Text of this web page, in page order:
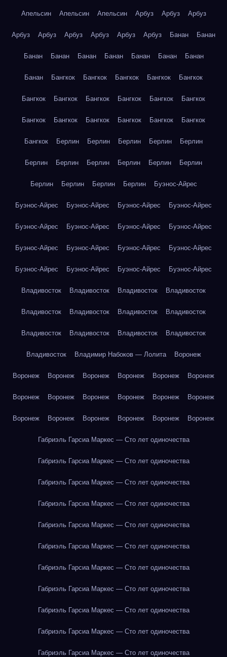
Апельсин Апельсин Апельсин Арбуз Арбуз Арбуз
Арбуз Арбуз Арбуз Арбуз Арбуз Арбуз Банан Банан
Банан Банан Банан Банан Банан Банан Банан
Банан Бангкок Бангкок Бангкок Бангкок Бангкок
Бангкок Бангкок Бангкок Бангкок Бангкок Бангкок
Бангкок Бангкок Бангкок Бангкок Бангкок Бангкок
Бангкок Берлин Берлин Берлин Берлин Берлин
Берлин Берлин Берлин Берлин Берлин Берлин
Берлин Берлин Берлин Берлин Буэнос-Айрес
Буэнос-Айрес Буэнос-Айрес Буэнос-Айрес Буэнос-Айрес
Буэнос-Айрес Буэнос-Айрес Буэнос-Айрес Буэнос-Айрес
Буэнос-Айрес Буэнос-Айрес Буэнос-Айрес Буэнос-Айрес
Буэнос-Айрес Буэнос-Айрес Буэнос-Айрес Буэнос-Айрес
Владивосток Владивосток Владивосток Владивосток
Владивосток Владивосток Владивосток Владивосток
Владивосток Владивосток Владивосток Владивосток
Владивосток Владимир Набоков — Лолита Воронеж
Воронеж Воронеж Воронеж Воронеж Воронеж Воронеж
Воронеж Воронеж Воронеж Воронеж Воронеж Воронеж
Воронеж Воронеж Воронеж Воронеж Воронеж Воронеж
Габриэль Гарсиа Маркес — Сто лет одиночества
Габриэль Гарсиа Маркес — Сто лет одиночества
Габриэль Гарсиа Маркес — Сто лет одиночества
Габриэль Гарсиа Маркес — Сто лет одиночества
Габриэль Гарсиа Маркес — Сто лет одиночества
Габриэль Гарсиа Маркес — Сто лет одиночества
Габриэль Гарсиа Маркес — Сто лет одиночества
Габриэль Гарсиа Маркес — Сто лет одиночества
Габриэль Гарсиа Маркес — Сто лет одиночества
Габриэль Гарсиа Маркес — Сто лет одиночества
Габриэль Гарсиа Маркес — Сто лет одиночества